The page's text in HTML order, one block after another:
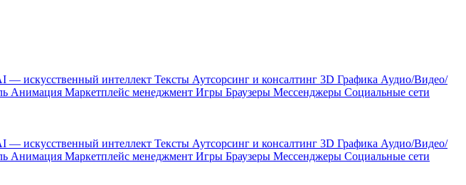
— искусственный интеллект Тексты Аутсорсинг и консалтинг 3D Графика Аудио/Видео/
Анимация Маркетплейс менеджмент Игры Браузеры Мессенджеры Социальные сети
— искусственный интеллект Тексты Аутсорсинг и консалтинг 3D Графика Аудио/Видео/
Анимация Маркетплейс менеджмент Игры Браузеры Мессенджеры Социальные сети